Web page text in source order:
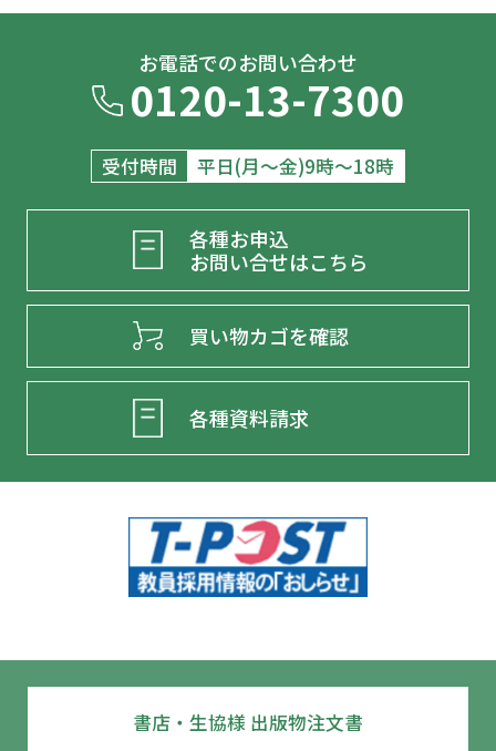
お電話でのお問い合わせ
0120-13-7300
受付時間 平日(月～金)9時～18時
各種お申込
お問い合せはこちら
買い物カゴを確認
各種資料請求
書店・生協様 出版物注文書